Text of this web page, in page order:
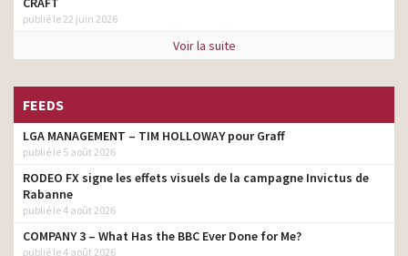
publié le 22 juin 2026
Voir la suite
FEEDS
LGA MANAGEMENT – TIM HOLLOWAY pour Graff
publié le 5 août 2026
RODEO FX signe les effets visuels de la campagne Invictus de
Rabanne
publié le 4 août 2026
COMPANY 3 – What Has the BBC Ever Done for Me?
publié le 4 août 2026